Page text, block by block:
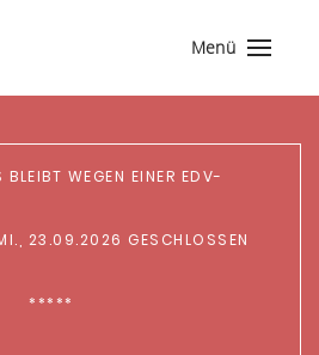
Menü
BLEIBT WEGEN EINER EDV-
23.09.2026 GESCHLOSSEN
*****